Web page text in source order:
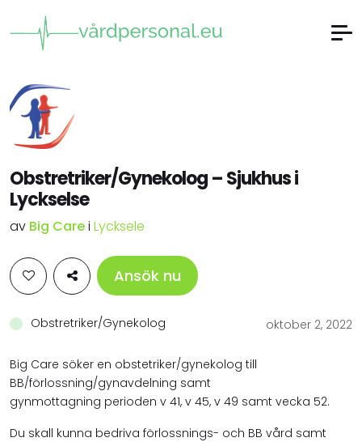
Obstretriker/Gynekolog – Sjukhus i
Lyckselse
av Big Carei Lycksele
Ansök nu
Obstretriker/Gynekolog oktober 2, 2022
Big Care söker en obstetriker/gynekolog till
BB/förlossning/gynavdelning samt
gynmottagning perioden v 41, v 45, v 49 samt vecka 52.
Du skall kunna bedriva förlossnings- och BB vård samt